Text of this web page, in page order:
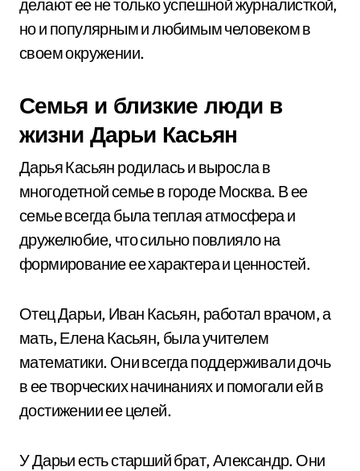
делают ее не только успешной журналисткой,
но и популярным и любимым человеком в
своем окружении.
Семья и близкие люди в
жизни Дарьи Касьян
Дарья Касьян родилась и выросла в
многодетной семье в городе Москва. В ее
семье всегда была теплая атмосфера и
дружелюбие, что сильно повлияло на
формирование ее характера и ценностей.
Отец Дарьи, Иван Касьян, работал врачом, а
мать, Елена Касьян, была учителем
математики. Они всегда поддерживали дочь
в ее творческих начинаниях и помогали ей в
достижении ее целей.
У Дарьи есть старший брат, Александр. Они